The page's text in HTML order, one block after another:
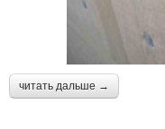
читать дальше →